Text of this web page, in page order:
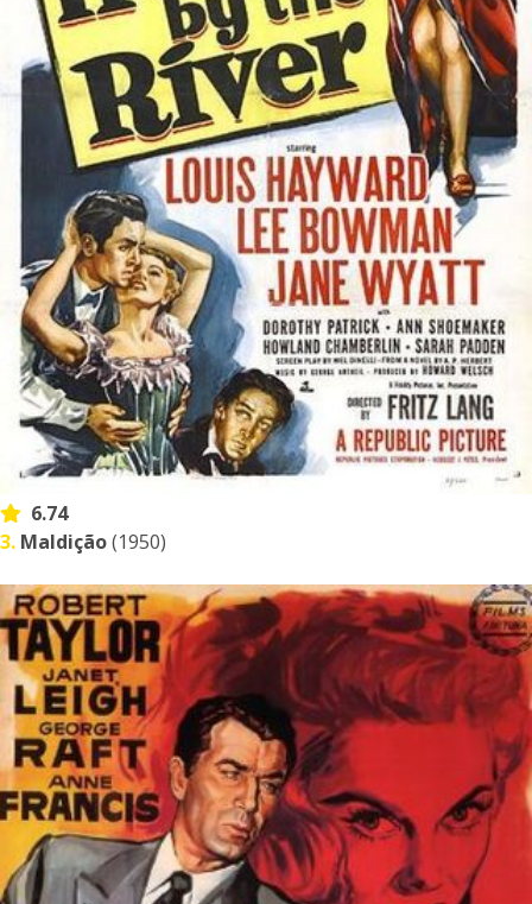
6.74
3. Maldição(1950)